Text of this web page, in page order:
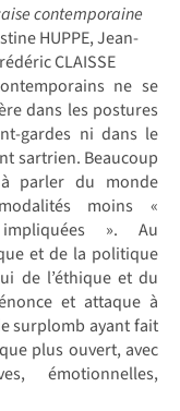
contemporaine
HUPPE, Jean-
CLAISSE
ne se
dans les postures
gardes ni dans le
sartrien. Beaucoup
parler du monde
moins «
». Au
et de la politique
de l’éthique et du
et attaque à
surplomb ayant fait
plus ouvert, avec
émotionnelles,